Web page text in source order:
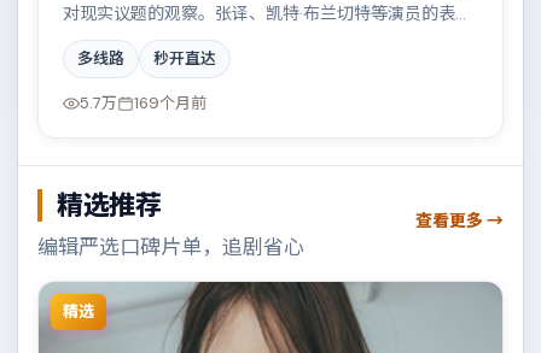
对现实议题的观察。张译、凯特·布兰切特等演员的表演
层次丰富，两条时间线交错推进，真相直至最后一刻揭
晓。全片在类型元素与人文关怀之间取得平衡。
多线路 秒开直达
5.7万 169个月前
精选推荐
编辑严选口碑片单，追剧省心
查看更多 →
精选